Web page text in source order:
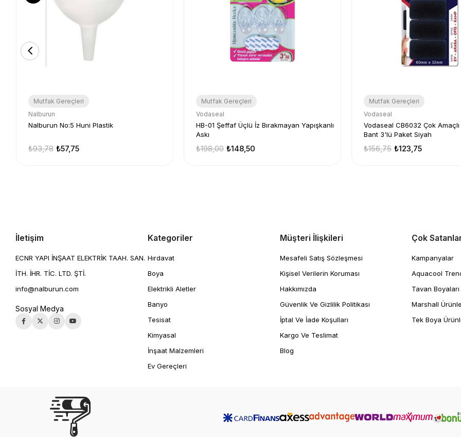
Mutfak Gereçleri
Nalburun
Nalburun No:5 Huni Plastik
₺57,75
₺93,78
Mutfak Gereçleri
Vodaseal
HB-01 Şeffaf Üçlü İz Bırakmayan Yapışkanlı
Askı
₺148,50
₺198,00
Mutfak Gereçleri
Vodaseal
Vodaseal CB6032 Çok Amaçlı
Bant 3'lü Paket Siyah
₺123,75
₺156,75
İletişim
ECNR YAPI İNŞAAT ELEKTRİK TAAH. SAN.
İTH. İHR. TİC. LTD. ŞTİ.
info@nalburun.com
Sosyal Medya
Kategoriler
Hırdavat
Boya
Elektrikli Aletler
Banyo
Tesisat
Kimyasal
İnşaat Malzemleri
Ev Gereçleri
Müşteri İlişkileri
Mesafeli Satış Sözleşmesi
Kişisel Verilerin Koruması
Hakkımızda
Güvenlik Ve Gizlilik Politikası
İptal Ve İade Koşulları
Kargo Ve Teslimat
Blog
Çok
Kampanyalar
Aquacool
Tavan Boyaları
Marshall
Tek Boya